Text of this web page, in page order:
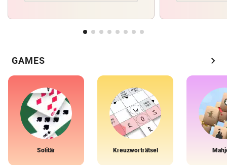
GAMES chevron_right
Solitär Kreuzworträtsel